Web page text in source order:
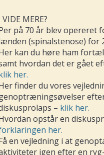
MERE?
på 70 år blev opereret
(spinalstenose) for
kan du høre ham
hvordan det er gået
her.
finder du vores
– klik her.
opstår en
her.
en vejledning i at
igen efter en